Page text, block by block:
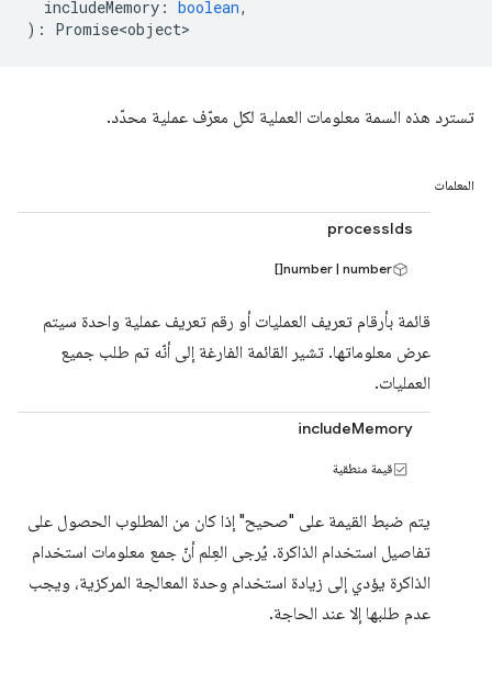
includeMemory : boolean,
) : Promise<object>
تسترد هذه السمة معلومات العملية لكل معرّف عملية محدّد.
المعلمات
processIds
number | number[]
قائمة بأرقام تعريف العمليات أو رقم تعريف عملية واحدة سيتم
عرض معلوماتها. تشير القائمة الفارغة إلى أنّه تم طلب جميع
العمليات.
includeMemory
قيمة منطقية
يتم ضبط القيمة على "صحيح" إذا كان من المطلوب الحصول على
تفاصيل استخدام الذاكرة. يُرجى العِلم أنّ جمع معلومات استخدام
الذاكرة يؤدي إلى زيادة استخدام وحدة المعالجة المركزية، ويجب
عدم طلبها إلا عند الحاجة.